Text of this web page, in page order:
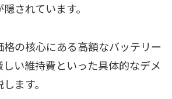
されています。
格の核心にある高額なバッテリー
い維持費といった具体的なデメ
ます。